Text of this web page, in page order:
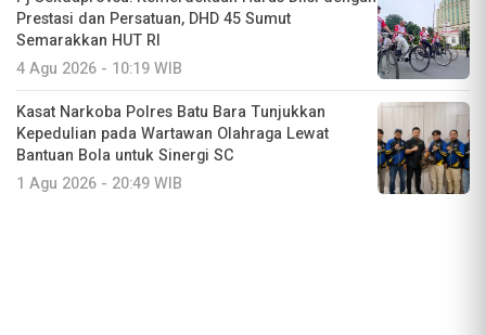
Prestasi dan Persatuan, DHD 45 Sumut
Semarakkan HUT RI
4 Agu 2026 - 10:19 WIB
Kasat Narkoba Polres Batu Bara Tunjukkan
Kepedulian pada Wartawan Olahraga Lewat
Bantuan Bola untuk Sinergi SC
1 Agu 2026 - 20:49 WIB